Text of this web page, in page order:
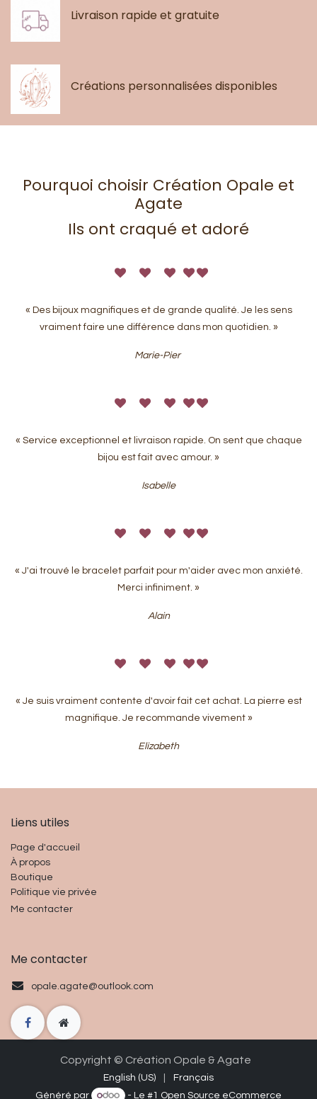
Livraison rapide et gratuite
Créations personnalisées disponibles
Pourquoi choisir Création Opale et
Agate
Ils ont craqué et adoré
« Des bijoux magnifiques et de grande qualité. Je les sens
vraiment faire une différence dans mon quotidien. »
Marie-Pier
« Service exceptionnel et livraison rapide. On sent que chaque
bijou est fait avec amour. »
Isabelle
« J'ai trouvé le bracelet parfait pour m'aider avec mon anxiété.
Merci infiniment. »
Alain
« Je suis vraiment contente d'avoir fait cet achat. La pierre est
magnifique. Je recommande vivement »
Elizabeth
Liens utiles
Page d'accueil
À propos
Boutique
Politique vie privée
Me contacter
Me contacter
opale.agate@outlook.com
Copyright © Création Opale & Agate
English (US)
Français
Généré par
- Le #1 Open Source eCommerce